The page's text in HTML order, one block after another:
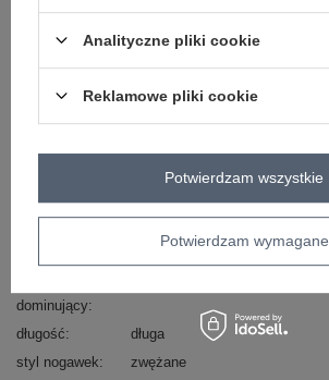
skład materiału : 60% wiskoza, 40% elastan
Kod produktu
IT-KMPL-9838.27
Marka
ITALY MODA
typ produktu
bluza+spodnie
casual
okazja
codzienne
gładki motyw zwierzęcy
dominujący
długość
długa
styl nogawek
zwężane
Analityczne pliki cookie
Reklamowe pliki cookie
Potwierdzam wymagane
Potwierdzam wszystkie